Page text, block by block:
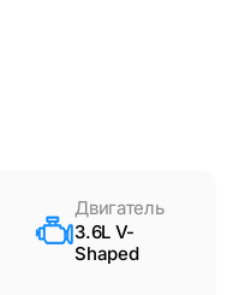
Двигатель
3.6L V-
Shaped